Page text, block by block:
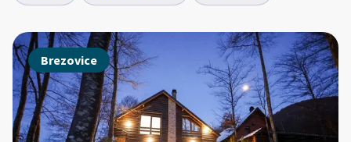
Brezovice